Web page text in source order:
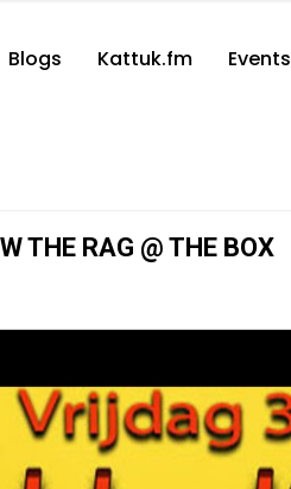
Blogs Kattuk.fm Events
THE RAG @ THE BOX